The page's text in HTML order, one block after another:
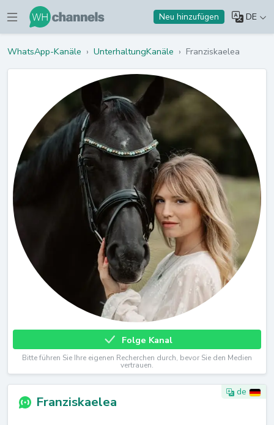
Neu hinzufügen DE
WhatsApp-Kanäle › UnterhaltungKanäle › Franziskaelea
Folge Kanal
Bitte führen Sie Ihre eigenen Recherchen durch, bevor Sie den Medien
vertrauen.
de
Franziskaelea